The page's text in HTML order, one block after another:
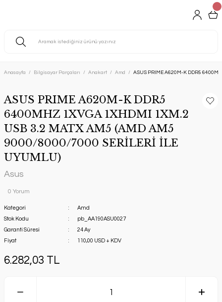
Anasayfa Bilgisayar Parçaları Anakart Amd ASUS PRIME A620M-K DDR5
ASUS PRIME A620M-K DDR5
6400MHZ 1XVGA 1XHDMI 1XM.2
USB 3.2 MATX AM5 (AMD AM5
9000/8000/7000 SERİLERİ İLE
UYUMLU)
Asus
0 Yorum
Kategori
Amd
Stok Kodu
pb_AA190ASU0027
Garanti Süresi
24 Ay
Fiyat
110,00 USD + KDV
6.282,03 TL